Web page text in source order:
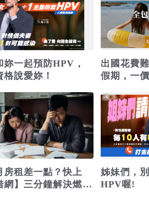
妳一起預防HPV，
格說愛妳！
出國花費
假期，一
房租差一點？快上
網】三分鐘解決燃眉
姊妹們，
HPV喔!
PR